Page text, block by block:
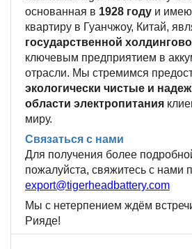
основанная в 1928 году и
квартиру в Гуанчжоу, Китай,
государственной
ключевым предприятием в
отрасли. Мы стремимся
экологически чистые и
области электропитания
миру.
Связаться с нами
Для получения более
пожалуйста, свяжитесь с нами
export@tigerheadbattery.com
Мы с нетерпением ждём
Рияде!